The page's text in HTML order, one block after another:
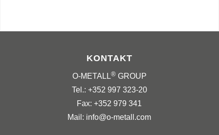
KONTAKT
O-METALL®GROUP
Tel.: +352 997 323-20
Fax: +352 979 341
Mail: info@o-metall.com